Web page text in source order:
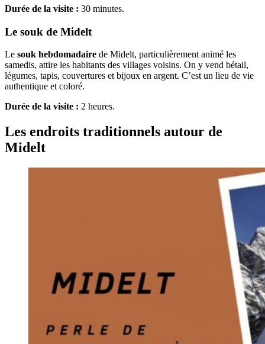
Durée de la visite : 30 minutes.
Le souk de Midelt
Le souk hebdomadaire de Midelt, particulièrement animé les
samedis, attire les habitants des villages voisins. On y vend bétail,
légumes, tapis, couvertures et bijoux en argent. C’est un lieu de vie
authentique et coloré.
Durée de la visite : 2 heures.
Les endroits traditionnels autour de
Midelt